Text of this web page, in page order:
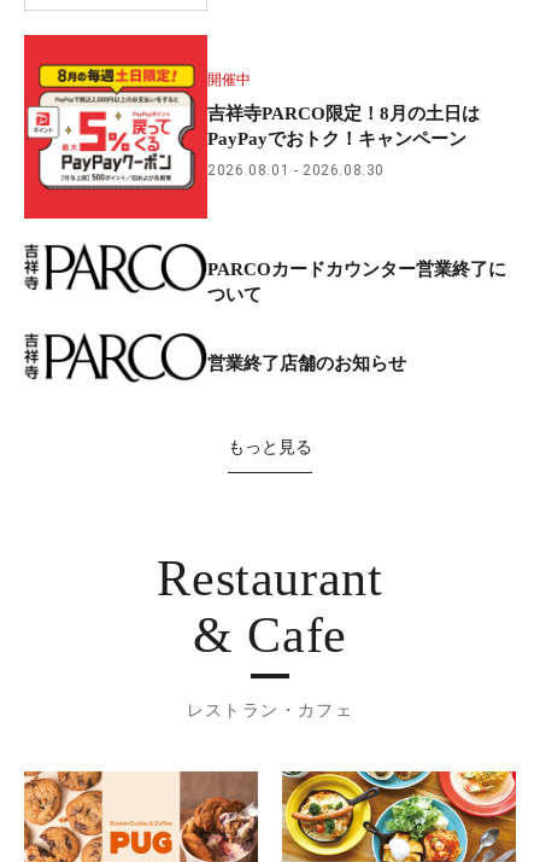
開催中
吉祥寺PARCO限定！8月の土日は
PayPayでおトク！キャンペーン
2026.08.01 2026.08.30
PARCOカードカウンター営業終了に
ついて
営業終了店舗のお知らせ
もっと見る
Restaurant
& Cafe
レストラン・カフェ